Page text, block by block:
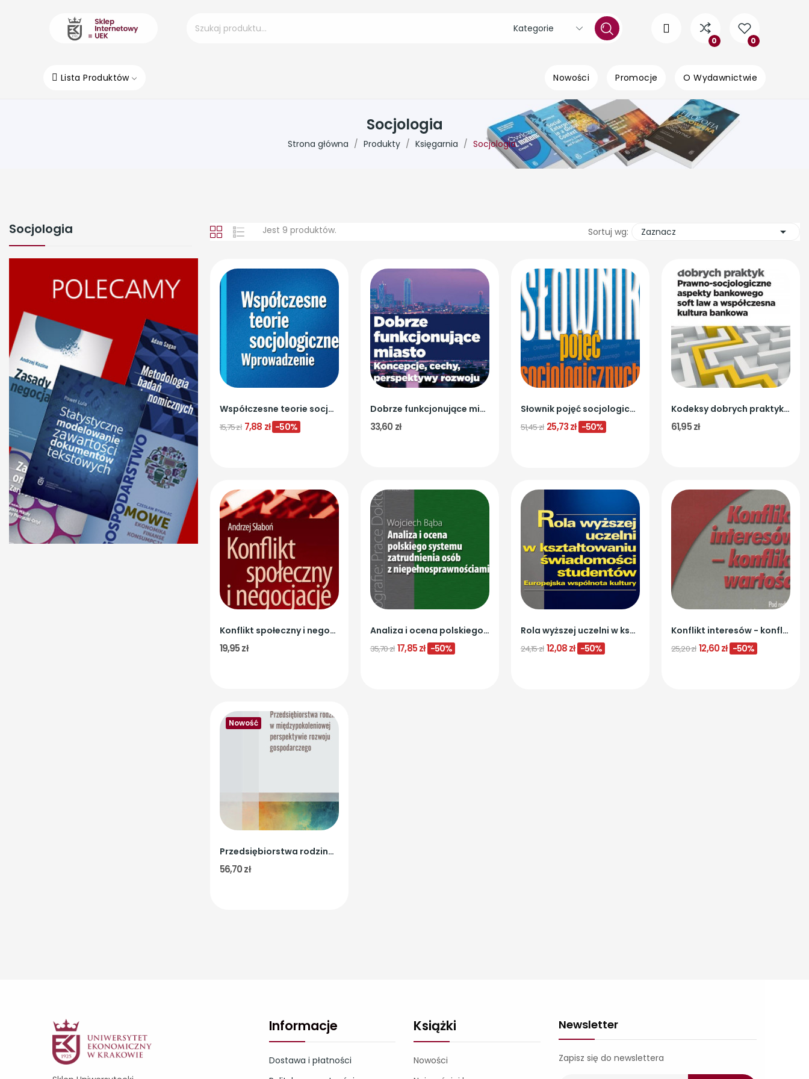
Kategorie
0 0
Lista Produktów Nowości Promocje O Wydawnictwie
Socjologia
Strona główna Produkty Księgarnia Socjologia
Socjologia Jest 9 produktów. Sortuj wg: Zaznacz 
Współczesne teorie socjologiczne. Wprowadzenie
15,75 zł 7,88 zł -50%
Dobrze funkcjonujące miasto. Koncepcje, cechy,...
33,60 zł
Słownik pojęć socjologicznych
51,45 zł 25,73 zł -50%
Kodeksy dobrych praktyk. Prawno-socjologiczne...
61,95 zł
Konflikt społeczny i negocjacje
19,95 zł
Analiza i ocena polskiego systemu zatrudnienia...
35,70 zł 17,85 zł -50%
Rola wyższej uczelni w kształtowaniu...
24,15 zł 12,08 zł -50%
Konflikt interesów - konflikt wartości
25,20 zł 12,60 zł -50%
Nowość
Przedsiębiorstwa rodzinne w międzypokoleniowej...
56,70 zł
Informacje
Dostawa i płatności
Książki
Nowości
Newsletter
Zapisz się do newslettera